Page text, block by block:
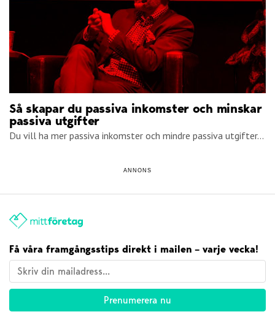
Så skapar du passiva inkomster och minskar
passiva utgifter
Du vill ha mer passiva inkomster och mindre passiva utgifter...
ANNONS
Få våra framgångsstips direkt i mailen – varje vecka!